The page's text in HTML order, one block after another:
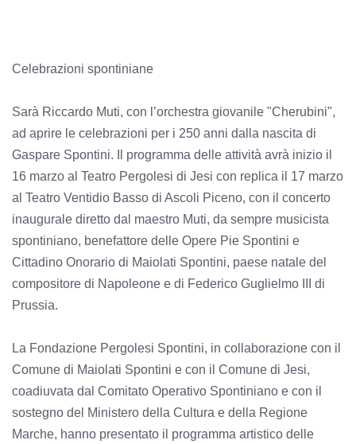
Celebrazioni spontiniane
Sarà Riccardo Muti, con l’orchestra giovanile "Cherubini",
ad aprire le celebrazioni per i 250 anni dalla nascita di
Gaspare Spontini. Il programma delle attività avrà inizio il
16 marzo al Teatro Pergolesi di Jesi con replica il 17 marzo
al Teatro Ventidio Basso di Ascoli Piceno, con il concerto
inaugurale diretto dal maestro Muti, da sempre musicista
spontiniano, benefattore delle Opere Pie Spontini e
Cittadino Onorario di Maiolati Spontini, paese natale del
compositore di Napoleone e di Federico Guglielmo III di
Prussia.
La Fondazione Pergolesi Spontini, in collaborazione con il
Comune di Maiolati Spontini e con il Comune di Jesi,
coadiuvata dal Comitato Operativo Spontiniano e con il
sostegno del Ministero della Cultura e della Regione
Marche, hanno presentato il programma artistico delle